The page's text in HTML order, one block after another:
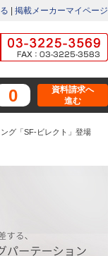
掲載メーカーマイページ
0
資料請求へ
進む
グ「SF-ビレクト」登場